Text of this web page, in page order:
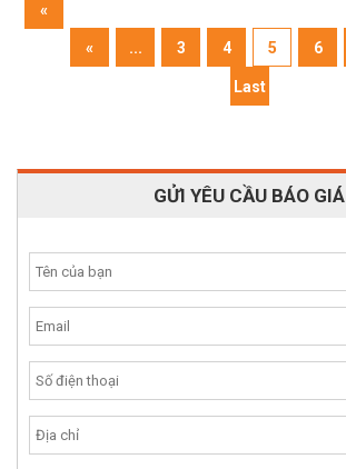
«
« ... 3 4 5 6
Last
GỬI YÊU CẦU BÁO GIÁ